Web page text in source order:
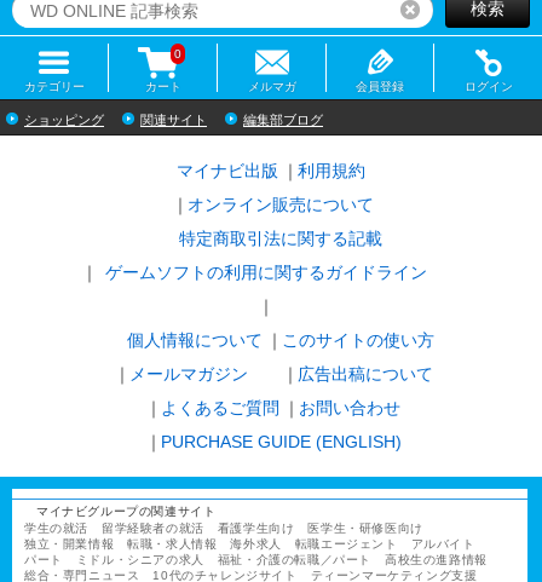
リセット検索
カテゴリー カート
0
メルマガ 会員登録 ログイン
ショッピング 関連サイト 編集部ブログ
マイナビ出版
利用規約
オンライン販売について
特定商取引法に関する記載
ゲームソフトの利用に関するガイドライン
｜
個人情報について
このサイトの使い方
メールマガジン
広告出稿について
よくあるご質問
お問い合わせ
PURCHASE GUIDE (ENGLISH)
マイナビグループの関連サイト
学生の就活
留学経験者の就活 看護学生向け
医学生・研修医向け
独立・開業情報
転職・求人情報 海外求人 転職エージェント
アルバイト
パート
ミドル・シニアの求人 福祉・介護の転職／パート
高校生の進路情報
総合・専門ニュース
10代のチャレンジサイト ティーンマーケティング支援